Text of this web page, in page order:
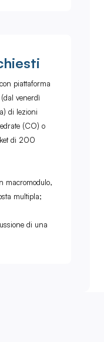
piattaforma
venerdì
di lezioni
(CO) o
di 200
macromodulo,
multipla;
di una